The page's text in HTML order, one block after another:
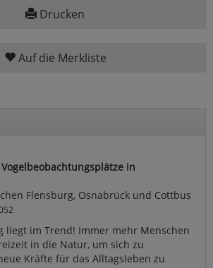
Drucken
Auf die Merkliste
in
Flensburg, Osnabrück und Cottbus
liegt im Trend! Immer mehr Menschen
in die Natur, um sich zu
Kräfte für das Alltagsleben zu